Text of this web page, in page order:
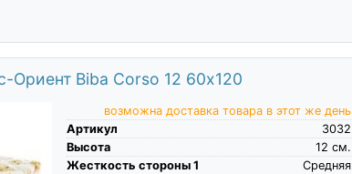
Ориент Biba Corso 12 60х120
возможна доставка товара в этот же день
Артикул
3032
Высота
см.
12
Жесткость стороны 1
Средняя